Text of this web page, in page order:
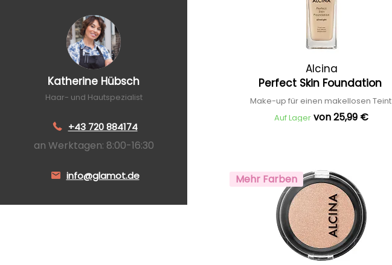
Katherine Hübsch
Haar- und Hautspezialist
+43 720 884174
an Werktagen: 8:00-16:30
info@glamot.de
Alcina
Perfect Skin Foundation
Make-up für einen makellosen Teint
Auf Lager von 25,99 €
Mehr Farben